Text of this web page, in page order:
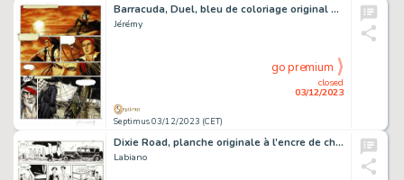
Barracuda, Duel, bleu de coloriage original à l’aquarelle pour cet album paru en 2012 chez Dargaud.
Jérémy
Septimus 03/12/2023 (CET)
closed
03/12/2023
go premium
Dixie Road, planche originale à l’encre de chine.
Labiano